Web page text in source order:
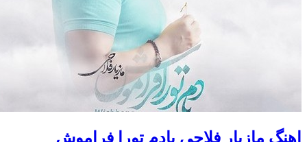
فلاحی یادم تورا فراموش